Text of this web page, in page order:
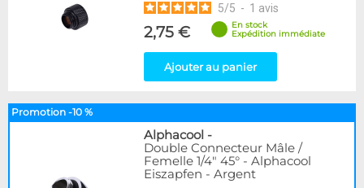
5/5 - 1 avis
2,75 €
En stock
Expédition immédiate
Ajouter au panier
Promotion -10 %
Alphacool -
Double Connecteur Mâle /
Femelle 1/4" 45° - Alphacool
Eiszapfen - Argent